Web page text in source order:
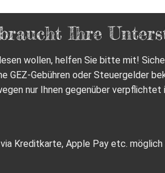
Ihre
wollen, helfen Sie bitte mit!
GEZ-Gebühren oder Steuergelder
nur Ihnen gegenüber
Kreditkarte, Apple Pay etc.